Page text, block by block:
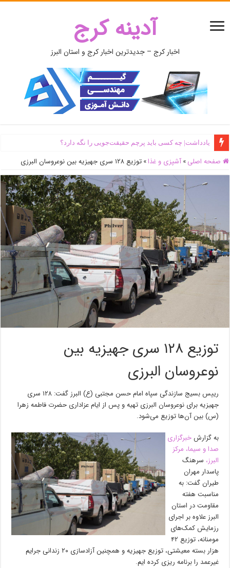
آدینه کرج
اخبار کرج – جدیدترین اخبار کرج و استان البرز
یادداشت| ‌چه کسی باید پرچم حقیقت‌جویی را نگه دارد؟
صفحه اصلی » آشپزی و غذا» توزیع ۱۲۸ سری جهیزیه بین نوعروسان البرزی
توزیع ۱۲۸ سری جهیزیه بین
نوعروسان البرزی
رییس بسیج سازندگی سپاه امام حسن مجتبی (ع) البرز گفت: ۱۲۸ سری
جهیزیه برای نوعروسان البرزی تهیه و پس از ایام عزاداری حضرت فاطمه زهرا
(س) بین آن‌ها توزیع می‌شود.
به گزارشخبرگزاری
صدا و سیما، مرکز
البرز، سرهنگ
پاسدار مهران
طیران گفت: به
مناسبت هفته
مقاومت در استان
البرز علاوه بر اجرای
رزمایش کمک‌های
مومنانه، توزیع ۴۲
هزار بسته معیشتی، توزیع جهیزیه و همچنین آزادسازی ۲۰ زندانی جرایم
غیرعمد را برنامه ریزی کرده ایم.